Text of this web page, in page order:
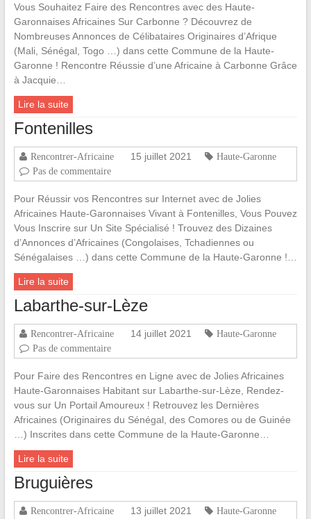
Vous Souhaitez Faire des Rencontres avec des Haute-
Garonnaises Africaines Sur Carbonne ? Découvrez de
Nombreuses Annonces de Célibataires Originaires d’Afrique
(Mali, Sénégal, Togo …) dans cette Commune de la Haute-
Garonne ! Rencontre Réussie d’une Africaine à Carbonne Grâce
à Jacquie…
Lire la suite
Fontenilles
Rencontrer-Africaine 15 juillet 2021
Haute-Garonne
Pas de commentaire
Pour Réussir vos Rencontres sur Internet avec de Jolies
Africaines Haute-Garonnaises Vivant à Fontenilles, Vous Pouvez
Vous Inscrire sur Un Site Spécialisé ! Trouvez des Dizaines
d’Annonces d’Africaines (Congolaises, Tchadiennes ou
Sénégalaises …) dans cette Commune de la Haute-Garonne !…
Lire la suite
Labarthe-sur-Lèze
Rencontrer-Africaine 14 juillet 2021
Haute-Garonne
Pas de commentaire
Pour Faire des Rencontres en Ligne avec de Jolies Africaines
Haute-Garonnaises Habitant sur Labarthe-sur-Lèze, Rendez-
vous sur Un Portail Amoureux ! Retrouvez les Dernières
Africaines (Originaires du Sénégal, des Comores ou de Guinée
…) Inscrites dans cette Commune de la Haute-Garonne…
Lire la suite
Bruguières
Rencontrer-Africaine 13 juillet 2021
Haute-Garonne